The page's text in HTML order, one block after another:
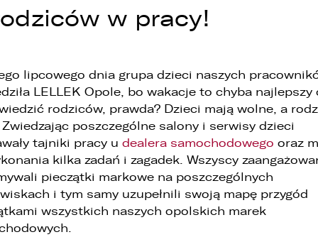
w pracy!
lipcowego dnia grupa dzieci naszych
LELLEK Opole, bo wakacje to chyba najlepszy
rodziców, prawda? Dzieci mają wolne, a
Zwiedzając poszczególne salony i serwisy dzieci
tajniki pracy u dealera samochodowego oraz
kilka zadań i zagadek. Wszyscy
pieczątki markowe na poszczególnych
i tym samy uzupełnili swoją mapę przygód
wszystkich naszych opolskich marek
związku z realizacją wymogów Rozporządzenia Parlamentu
osób fizycznych w związku z przetwarzaniem danych
i w sprawie swobodnego przepływu takich danych oraz
dyrektywy 95/46/WE (ogólne rozporządzenie o ochronie
osobowych oraz o przysługujących Państwu prawach z tym